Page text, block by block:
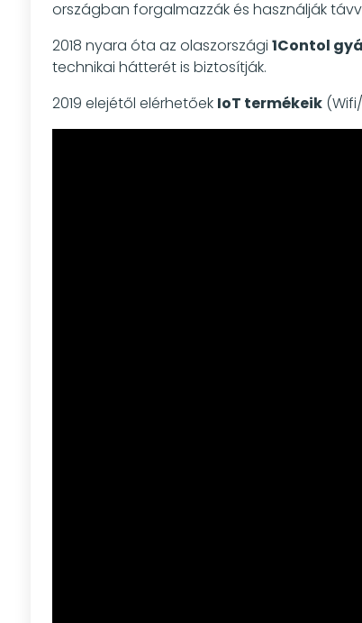
országban forgalmazzák és használják
2018 nyara óta az olaszországi 1Contol
technikai hátterét is biztosítják.
2019 elejétől elérhetőek IoT termékeik